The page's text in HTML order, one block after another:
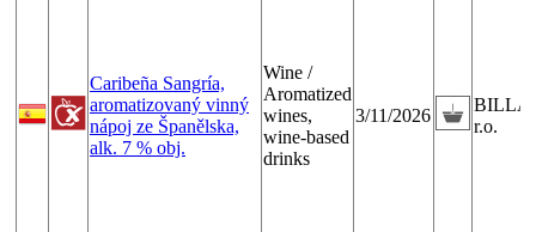
Caribeña Sangría,
aromatizovaný vinný
nápoj ze Španělska,
alk. 7 % obj.
Wine /
Aromatized
wines,
wine-based
drinks
3/11/2026
BILLA,
r.o.